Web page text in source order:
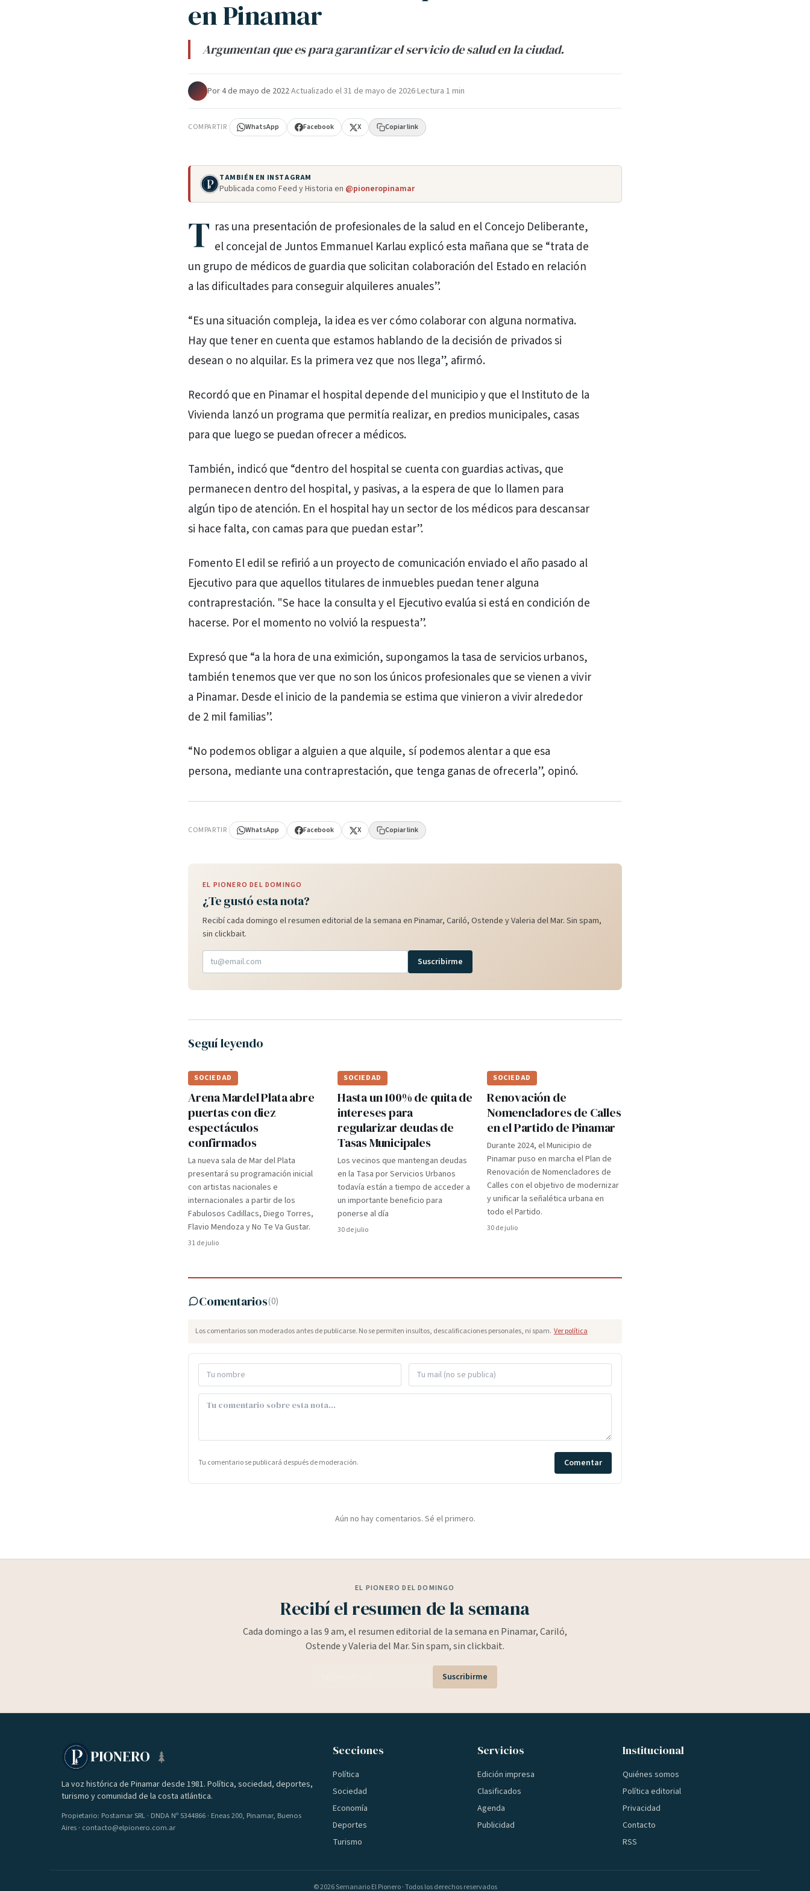
en Pinamar
Argumentan que es para garantizar el servicio de salud en la ciudad.
Por·4 de mayo de 2022·Actualizado el31 de mayo de 2026·Lectura 1 min
COMPARTIR WhatsApp Facebook X Copiar link
TAMBIÉN EN INSTAGRAM
Publicada como Feed y Historia en @pioneropinamar
T ras una presentación de profesionales de la salud en el Concejo Deliberante,
el concejal de Juntos Emmanuel Karlau explicó esta mañana que se “trata de
un grupo de médicos de guardia que solicitan colaboración del Estado en relación
a las dificultades para conseguir alquileres anuales”.
“Es una situación compleja, la idea es ver cómo colaborar con alguna normativa.
Hay que tener en cuenta que estamos hablando de la decisión de privados si
desean o no alquilar. Es la primera vez que nos llega”, afirmó.
Recordó que en Pinamar el hospital depende del municipio y que el Instituto de la
Vivienda lanzó un programa que permitía realizar, en predios municipales, casas
para que luego se puedan ofrecer a médicos.
También, indicó que “dentro del hospital se cuenta con guardias activas, que
permanecen dentro del hospital, y pasivas, a la espera de que lo llamen para
algún tipo de atención. En el hospital hay un sector de los médicos para descansar
si hace falta, con camas para que puedan estar”.
Fomento El edil se refirió a un proyecto de comunicación enviado el año pasado al
Ejecutivo para que aquellos titulares de inmuebles puedan tener alguna
contraprestación. "Se hace la consulta y el Ejecutivo evalúa si está en condición de
hacerse. Por el momento no volvió la respuesta”.
Expresó que “a la hora de una eximición, supongamos la tasa de servicios urbanos,
también tenemos que ver que no son los únicos profesionales que se vienen a vivir
a Pinamar. Desde el inicio de la pandemia se estima que vinieron a vivir alrededor
de 2 mil familias”.
“No podemos obligar a alguien a que alquile, sí podemos alentar a que esa
persona, mediante una contraprestación, que tenga ganas de ofrecerla”, opinó.
COMPARTIR WhatsApp Facebook X Copiar link
EL PIONERO DEL DOMINGO
¿Te gustó esta nota?
Recibí cada domingo el resumen editorial de la semana en Pinamar, Cariló, Ostende y Valeria del Mar. Sin spam,
sin clickbait.
Suscribirme
Seguí leyendo
SOCIEDAD
Arena Mardel Plata abre
puertas con diez
espectáculos
confirmados
La nueva sala de Mar del Plata
presentará su programación inicial
con artistas nacionales e
internacionales a partir de los
Fabulosos Cadillacs, Diego Torres,
Flavio Mendoza y No Te Va Gustar.
31 de julio
SOCIEDAD
Hasta un 100% de quita de
intereses para
regularizar deudas de
Tasas Municipales
Los vecinos que mantengan deudas
en la Tasa por Servicios Urbanos
todavía están a tiempo de acceder a
un importante beneficio para
ponerse al día
30 de julio
SOCIEDAD
Renovación de
Nomencladores de Calles
en el Partido de Pinamar
Durante 2024, el Municipio de
Pinamar puso en marcha el Plan de
Renovación de Nomencladores de
Calles con el objetivo de modernizar
y unificar la señalética urbana en
todo el Partido.
30 de julio
Comentarios(0)
Los comentarios son moderados antes de publicarse. No se permiten insultos, descalificaciones personales, ni spam. Ver política
Tu comentario se publicará después de moderación. Comentar
Aún no hay comentarios. Sé el primero.
EL PIONERO DEL DOMINGO
Recibí el resumen de la semana
Cada domingo a las 9 am, el resumen editorial de la semana en Pinamar, Cariló,
Ostende y Valeria del Mar. Sin spam, sin clickbait.
Suscribirme
PIONERO
La voz histórica de Pinamar desde 1981. Política, sociedad, deportes,
turismo y comunidad de la costa atlántica.
Propietario: Postamar SRL · DNDA Nº 5344866 · Eneas 200, Pinamar, Buenos
Aires · contacto@elpionero.com.ar
Secciones
Política
Sociedad
Economía
Deportes
Turismo
Servicios
Edición impresa
Clasificados
Agenda
Publicidad
Institucional
Quiénes somos
Política editorial
Privacidad
Contacto
RSS
©2026Semanario El Pionero · Todos los derechos reservados